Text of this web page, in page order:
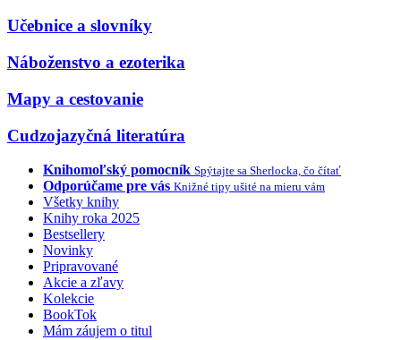
Učebnice a slovníky
Náboženstvo a ezoterika
Mapy a cestovanie
Cudzojazyčná literatúra
Knihomoľský pomocník Spýtajte sa Sherlocka, čo čítať
Odporúčame pre vás Knižné tipy ušité na mieru vám
Všetky knihy
Knihy roka 2025
Bestsellery
Novinky
Pripravované
Akcie a zľavy
Kolekcie
BookTok
Mám záujem o titul